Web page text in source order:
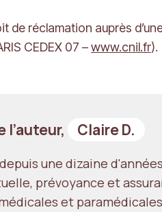
de réclamation auprès
CEDEX 07 –www.cnil.fr).
l’auteur, Claire D.
une dizaine
prévoyance et
et